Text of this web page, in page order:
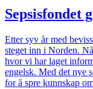
Sepsisfondet
Etter syv år med
steget inn i Norden.
hvor vi har laget
engelsk. Med det nye
for å spre kunnskap